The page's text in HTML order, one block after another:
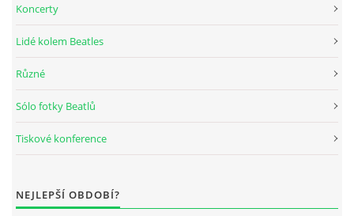
DISKOGRAFIE - BOOTLEGY IV
DISKOGRAFIE - BOOTLEGY VI
Koncerty
Lidé kolem Beatles
Různé
Sólo fotky Beatlů
Tiskové konference
NEJLEPŠÍ OBDOBÍ?